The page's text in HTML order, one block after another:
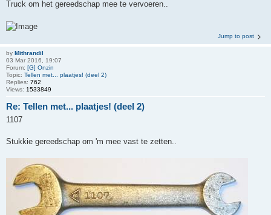
Truck om het gereedschap mee te vervoeren..
Jump to post
by Mithrandil
03 Mar 2016, 19:07
Forum: [G] Onzin
Topic: Tellen met... plaatjes! (deel 2)
Replies: 762
Views: 1533849
Re: Tellen met... plaatjes! (deel 2)
1107
Stukkie gereedschap om 'm mee vast te zetten..